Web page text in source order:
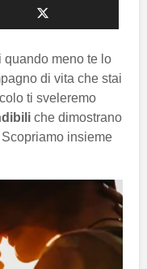
quando meno te lo
di vita che stai
ti sveleremo
che dimostrano
insieme